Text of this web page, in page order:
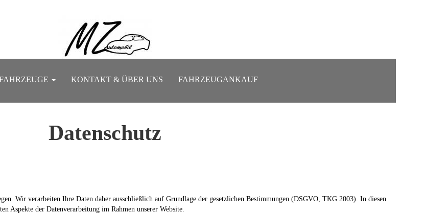
KONTAKT & ÜBER UNS FAHRZEUGANKAUF
Datenschutz
Wir verarbeiten Ihre Daten daher ausschließlich auf Grundlage der gesetzlichen Bestimmungen (DSGVO, TKG 2003). In diesen
Aspekte der Datenverarbeitung im Rahmen unserer Website.